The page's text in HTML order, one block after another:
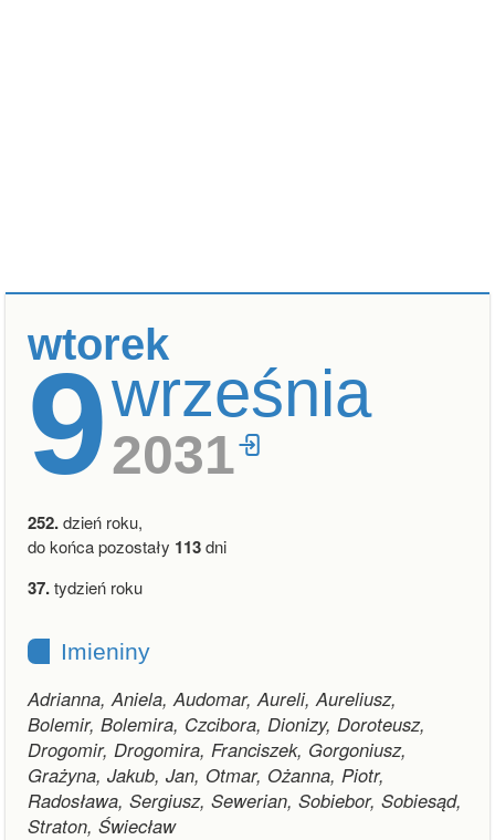
wtorek
9września
2031
252.dzień roku,
do końca pozostały 113dni
37.tydzień roku
Imieniny
Adrianna, Aniela, Audomar, Aureli, Aureliusz,
Bolemir, Bolemira, Czcibora, Dionizy, Doroteusz,
Drogomir, Drogomira, Franciszek, Gorgoniusz,
Grażyna, Jakub, Jan, Otmar, Ożanna, Piotr,
Radosława, Sergiusz, Sewerian, Sobiebor, Sobiesąd,
Straton, Świecław